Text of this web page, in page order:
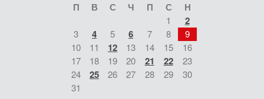
П В С Ч П С Н
1 2
3 4 5 6 7 8
9
10
11 12 13 14 15
16
17
18 19 20 21 22
23
24
25 26 27 28 29
30
31